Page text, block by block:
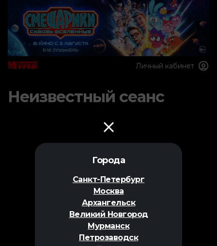
Города
Санкт-Петербург
Москва
Архангельск
Великий Новгород
Мурманск
Петрозаводск
Личный кабинет
Неизвестный сеанс